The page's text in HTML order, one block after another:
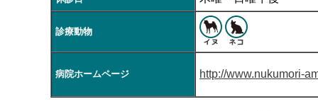
診療動物
病院ホームページ http://www.nukumori-